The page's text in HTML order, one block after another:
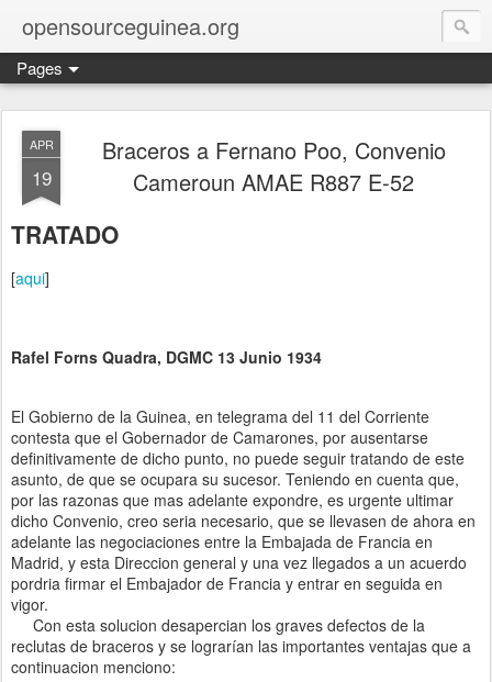
opensourceguinea.org
Pages
APR
19
Braceros a Fernano Poo, Convenio
Cameroun AMAE R887 E-52
TRATADO
[aqui]
Rafel Forns Quadra, DGMC 13 Junio 1934
El Gobierno de la Guinea, en telegrama del 11 del Corriente
contesta que el Gobernador de Camarones, por ausentarse
definitivamente de dicho punto, no puede seguir tratando de este
asunto, de que se ocupara su sucesor. Teniendo en cuenta que,
por las razonas que mas adelante expondre, es urgente ultimar
dicho Convenio, creo seria necesario, que se llevasen de ahora en
adelante las negociaciones entre la Embajada de Francia en
Madrid, y esta Direccion general y una vez llegados a un acuerdo
pordria firmar el Embajador de Francia y entrar en seguida en
vigor.
Con esta solucion desapercian los graves defectos de la
reclutas de braceros y se lograrían las importantes ventajas que a
continuacion menciono: